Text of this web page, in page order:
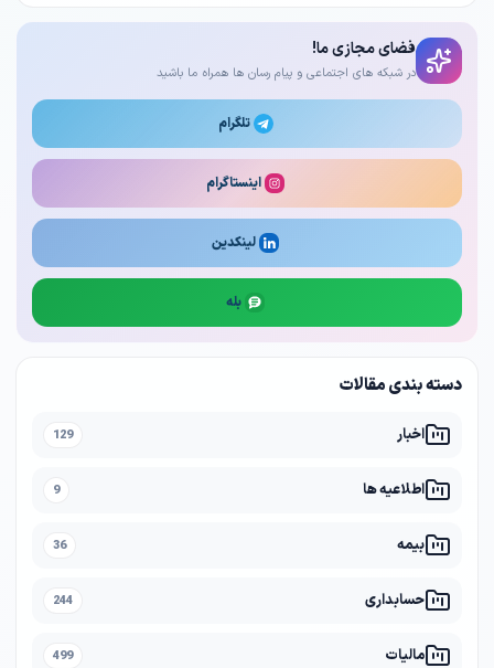
فضای مجازی ما!
در شبکه های اجتماعی و پیام رسان ها همراه ما باشید
تلگرام
اینستاگرام
لینکدین
بله
دسته بندی مقالات
اخبار 129
اطلاعیه ها 9
بیمه 36
حسابداری 244
مالیات 499